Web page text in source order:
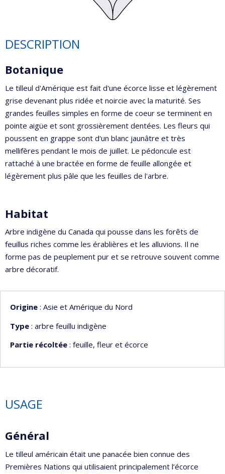
DESCRIPTION
Botanique
Le tilleul d'Amérique est fait d'une écorce lisse et légèrement
grise devenant plus ridée et noircie avec la maturité. Ses
grandes feuilles simples en forme de coeur se terminent en
pointe aigüe et sont grossièrement dentées. Les fleurs qui
poussent en grappe sont d'un blanc jaunâtre et très
mellifères pendant le mois de juillet. Le pédoncule est
rattaché à une bractée en forme de feuille allongée et
légèrement plus pâle que les feuilles de l'arbre.
Habitat
Arbre indigène du Canada qui pousse dans les forêts de
feuillus riches comme les érablières et les alluvions. Il ne
forme pas de peuplement pur et se retrouve souvent comme
arbre décoratif.
Origine : Asie et Amérique du Nord
Type : arbre feuillu indigène
Partie récoltée : feuille, fleur et écorce
USAGE
Général
Le tilleul américain était une panacée bien connue des
Premières Nations qui utilisaient principalement l’écorce